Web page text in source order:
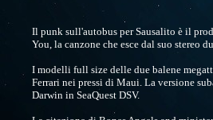
Il punk sull'autobus per Sausalito è il
You, la canzone che esce dal suo stereo
I modelli full size delle due balene
Ferrari nei pressi di Maui. La versione
Darwin in SeaQuest DSV.